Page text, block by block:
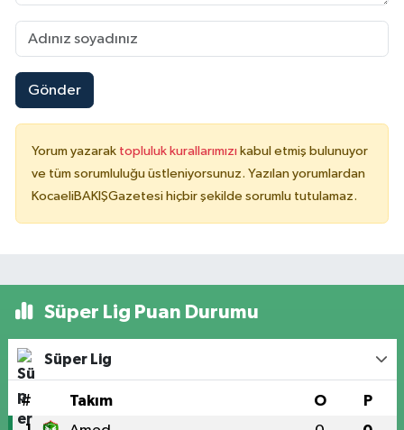
Gönder
Yorum yazarak topluluk kurallarımızı kabul etmiş bulunuyor
ve tüm sorumluluğu üstleniyorsunuz. Yazılan yorumlardan
KocaeliBAKIŞGazetesi hiçbir şekilde sorumlu tutulamaz.
Süper Lig Puan Durumu
Süper Lig
# Takım O P